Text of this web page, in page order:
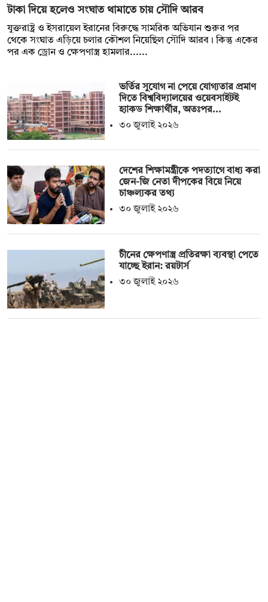
টাকা দিয়ে হলেও সংঘাত থামাতে চায় সৌদি আরব
যুক্তরাষ্ট্র ও ইসরায়েল ইরানের বিরুদ্ধে সামরিক অভিযান শুরুর পর
থেকে সংঘাত এড়িয়ে চলার কৌশল নিয়েছিল সৌদি আরব। কিন্তু একের
পর এক ড্রোন ও ক্ষেপণাস্ত্র হামলার......
ভর্তির সুযোগ না পেয়ে যোগ্যতার প্রমাণ
দিতে বিশ্ববিদ্যালয়ের ওয়েবসাইটই
হ্যাকড শিক্ষার্থীর, অতঃপর...
৩০ জুলাই ২০২৬
দেশের শিক্ষামন্ত্রীকে পদত্যাগে বাধ্য করা
জেন-জি নেতা দীপকের বিয়ে নিয়ে
চাঞ্চল্যকর তথ্য
৩০ জুলাই ২০২৬
চীনের ক্ষেপণাস্ত্র প্রতিরক্ষা ব্যবস্থা পেতে
যাচ্ছে ইরান: রয়টার্স
৩০ জুলাই ২০২৬